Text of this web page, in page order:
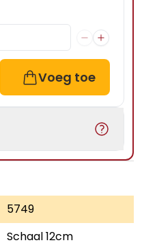
Voeg toe
5749
Schaal 12cm